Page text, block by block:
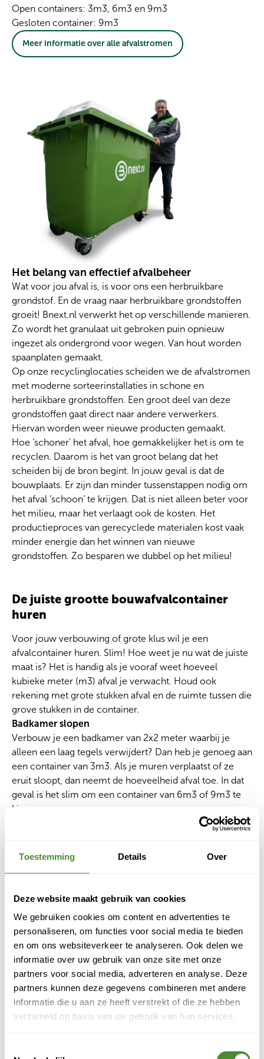
Toestemming Details Over
Deze website maakt gebruik van cookies
We gebruiken cookies om content en advertenties te
personaliseren, om functies voor social media te bieden
en om ons websiteverkeer te analyseren. Ook delen we
informatie over uw gebruik van onze site met onze
partners voor social media, adverteren en analyse. Deze
partners kunnen deze gegevens combineren met andere
informatie die u aan ze heeft verstrekt of die ze hebben
verzameld op basis van uw gebruik van hun services.
Open containers: 3m3, 6m3 en 9m3
Gesloten container: 9m3
Meer informatie over alle afvalstromen
Het belang van effectief afvalbeheer
Wat voor jou afval is, is voor ons een herbruikbare
grondstof. En de vraag naar herbruikbare grondstoffen
groeit! Bnext.nl verwerkt het op verschillende manieren.
Zo wordt het granulaat uit gebroken puin opnieuw
ingezet als ondergrond voor wegen. Van hout worden
spaanplaten gemaakt.
Op onze recyclinglocaties scheiden we de afvalstromen
met moderne sorteerinstallaties in schone en
herbruikbare grondstoffen. Een groot deel van deze
grondstoffen gaat direct naar andere verwerkers.
Hiervan worden weer nieuwe producten gemaakt.
Hoe ‘schoner’ het afval, hoe gemakkelijker het is om te
recyclen. Daarom is het van groot belang dat het
scheiden bij de bron begint. In jouw geval is dat de
bouwplaats. Er zijn dan minder tussenstappen nodig om
het afval ‘schoon’ te krijgen. Dat is niet alleen beter voor
het milieu, maar het verlaagt ook de kosten. Het
productieproces van gerecyclede materialen kost vaak
minder energie dan het winnen van nieuwe
grondstoffen. Zo besparen we dubbel op het milieu!
De juiste grootte bouwafvalcontainer
huren
Voor jouw verbouwing of grote klus wil je een
afvalcontainer huren. Slim! Hoe weet je nu wat de juiste
maat is? Het is handig als je vooraf weet hoeveel
kubieke meter (m3) afval je verwacht. Houd ook
rekening met grote stukken afval en de ruimte tussen die
grove stukken in de container.
Badkamer slopen
Verbouw je een badkamer van 2x2 meter waarbij je
alleen een laag tegels verwijdert? Dan heb je genoeg aan
een container van 3m3. Als je muren verplaatst of ze
eruit sloopt, dan neemt de hoeveelheid afval toe. In dat
geval is het slim om een container van 6m3 of 9m3 te
kiezen.
drie meter met bovenkastjes in een container van 3m3.
Afval bij woning verbouwen
meestal met een open of gesloten container van 9m3.
Een gesloten container is aan te raden als je wilt
voorkomen dat anderen hun afval erin gooien. Twijfel
je? Vraag Bnext.nl om advies en we helpen je de juiste
container kiezen voor jouw klusproject.
Ruimte en mogelijkheden op de